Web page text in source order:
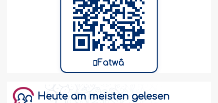
Fatwâ
Heute am meisten gelesen